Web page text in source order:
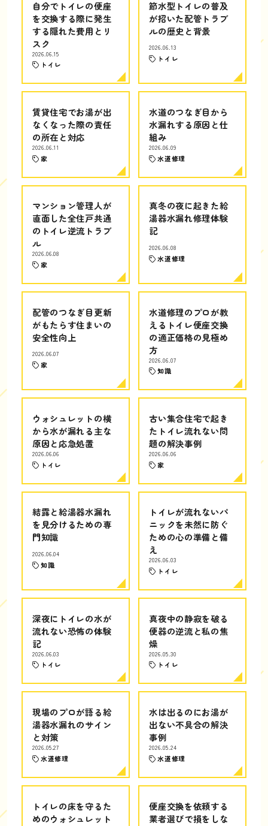
自分でトイレの便座
を交換する際に発生
する隠れた費用とリ
スク
2026.06.15
トイレ
節水型トイレの普及
が招いた配管トラブ
ルの歴史と背景
2026.06.13
トイレ
賃貸住宅でお湯が出
なくなった際の責任
の所在と対応
2026.06.11
家
水道のつなぎ目から
水漏れする原因と仕
組み
2026.06.09
水道修理
マンション管理人が
直面した全住戸共通
のトイレ逆流トラブ
ル
2026.06.08
家
真冬の夜に起きた給
湯器水漏れ修理体験
記
2026.06.08
水道修理
配管のつなぎ目更新
がもたらす住まいの
安全性向上
2026.06.07
家
水道修理のプロが教
えるトイレ便座交換
の適正価格の見極め
方
2026.06.07
知識
ウォシュレットの横
から水が漏れる主な
原因と応急処置
2026.06.06
トイレ
古い集合住宅で起き
たトイレ流れない問
題の解決事例
2026.06.06
家
結露と給湯器水漏れ
を見分けるための専
門知識
2026.06.04
知識
トイレが流れないパ
ニックを未然に防ぐ
ための心の準備と備
え
2026.06.03
トイレ
深夜にトイレの水が
流れない恐怖の体験
記
2026.06.03
トイレ
真夜中の静寂を破る
便器の逆流と私の焦
燥
2026.05.30
トイレ
現場のプロが語る給
湯器水漏れのサイン
と対策
2026.05.27
水道修理
水は出るのにお湯が
出ない不具合の解決
事例
2026.05.24
水道修理
トイレの床を守るた
めのウォシュレット
便座交換を依頼する
業者選びで損をしな